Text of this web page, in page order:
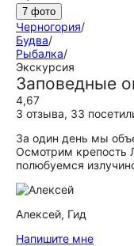
7 фото
Черногория/
Будва/
Рыбалка/
Экскурсия
Заповедные
4,67
3 отзыва, 33
За один день мы
Осмотрим крепость
полюбуемся
Алексей, Гид
Напишите мне